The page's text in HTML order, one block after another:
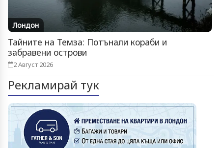
Лондон
Тайните на Темза: Потънали кораби и
забравени острови
2 Август 2026
Рекламирай тук